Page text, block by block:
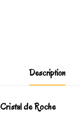
Description
de Roche